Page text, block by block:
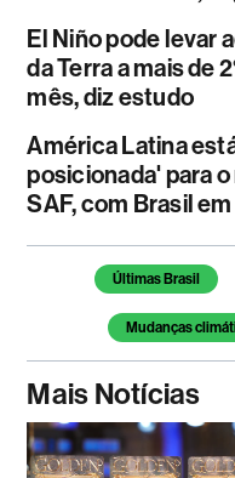
El Niño pode levar
da Terra a mais de
mês, diz estudo
América Latina
posicionada' para
SAF, com Brasil
Temas deste artigo
Últimas Brasil
Mudanças
Mais Notícias